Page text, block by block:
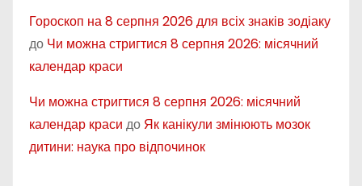
Гороскоп на 8 серпня 2026 для всіх знаків зодіаку
до Чи можна стригтися 8 серпня 2026: місячний
календар краси
Чи можна стригтися 8 серпня 2026: місячний
календар краси до Як канікули змінюють мозок
дитини: наука про відпочинок